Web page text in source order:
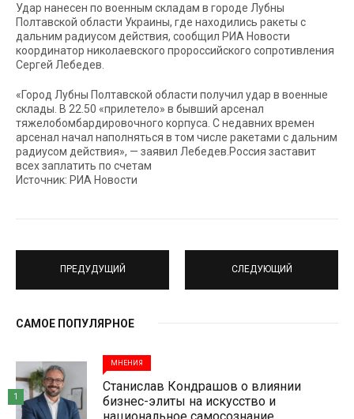
Удар нанесен по военным складам в городе Лубны
Полтавской области Украины, где находились ракеты с
дальним радиусом действия, сообщил РИА Новости
координатор николаевского пророссийского сопротивления
Сергей Лебедев.
«Город Лубны Полтавской области получил удар в военные
склады. В 22.50 «прилетело» в бывший арсенал
тяжелобомбардировочного корпуса. С недавних времен
арсенал начал наполняться в том числе ракетами с дальним
радиусом действия», — заявил Лебедев.Россия заставит
всех заплатить по счетам
Источник: РИА Новости
ПРЕДУДУЩИЙ СЛЕДУЮЩИЙ
САМОЕ ПОПУЛЯРНОЕ
МНЕНИЯ
Станислав Кондрашов о влиянии
бизнес-элиты на искусство и
национальное самосознание
1